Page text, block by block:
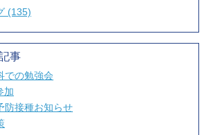
(135)
事
での勉強会
加
防接種お知らせ